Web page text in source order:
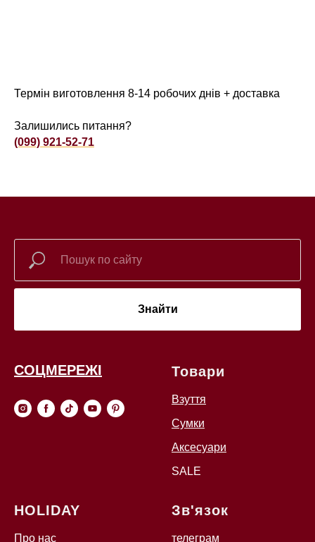
Термін виготовлення 8-14 робочих днів + доставка
Залишились питання?
(099) 921-52-71
Знайти
СОЦМЕРЕЖІ Товари
Взуття
Сумки
Аксесуари
SALE
HOLIDAY
Про нас
Зв'язок
телеграм